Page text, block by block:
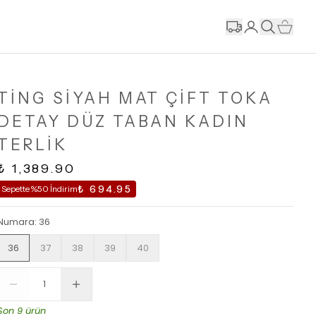
SİYAH MAT ÇİFT TOKA
DÜZ TABAN KADIN
1,389.90
Sepette %50 İndirim₺ 694.95
: 36
36
37 38 39 40
9 ürün